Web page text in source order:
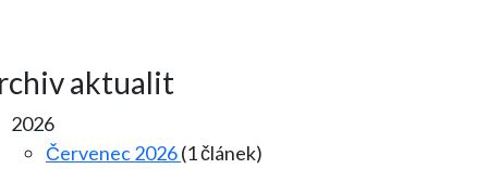
aktualit
2026
Červenec 2026(1 článek)